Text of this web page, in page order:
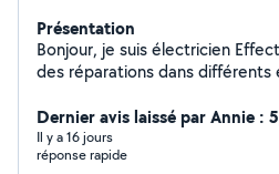
Présentation
Bonjour, je suis électricien Effectuer des installations et
des réparations dans différents endroits
déménagement, etc Je suis sérieuse,correcte et
ponctuel. Pour plus d'informations n'hésite pas de me
contacter. Merci
Dernier avis laissé par Annie :
Il y a 16 jours
réponse rapide